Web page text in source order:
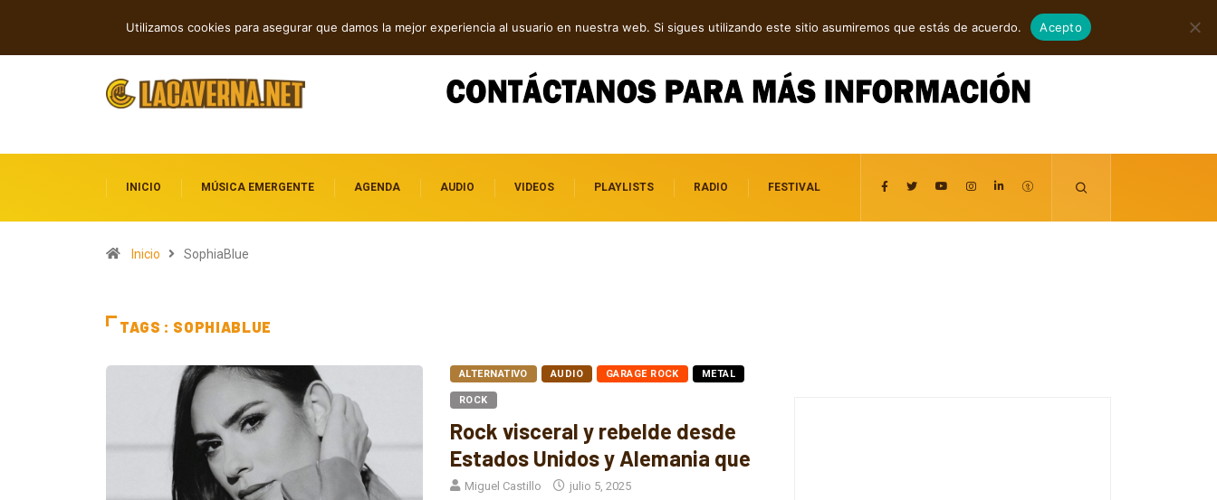
agosto 6, 2026
INICIO MÚSICA EMERGENTE AGENDA AUDIO VIDEOS PLAYLISTS RADIO FESTIVAL
Inicio SophiaBlue
TAGS : SOPHIABLUE
ALTERNATIVO AUDIO GARAGE ROCK METAL
ROCK
Rock visceral y rebelde desde
Estados Unidos y Alemania que
Miguel Castillo julio 5, 2025
Utilizamos cookies para asegurar que damos la mejor experiencia al usuario en nuestra web. Si sigues utilizando este sitio asumiremos que estás de acuerdo. Acepto